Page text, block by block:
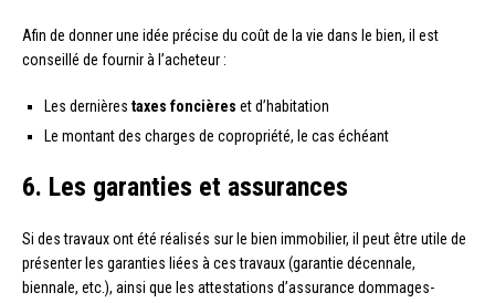
Afin de donner une idée précise du coût de la vie dans le bien, il est
conseillé de fournir à l’acheteur :
Les dernières taxes foncières et d’habitation
Le montant des charges de copropriété, le cas échéant
6. Les garanties et assurances
Si des travaux ont été réalisés sur le bien immobilier, il peut être utile de
présenter les garanties liées à ces travaux (garantie décennale,
biennale, etc.), ainsi que les attestations d’assurance dommages-